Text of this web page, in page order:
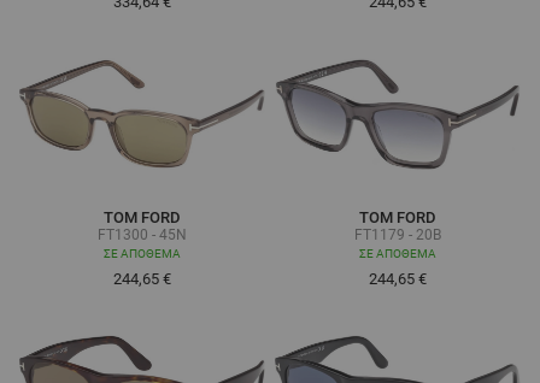
TOM FORD
FT1300 - 45N
ΣΕ ΑΠΌΘΕΜΑ
244,65 €
TOM FORD
FT1179 - 20B
ΣΕ ΑΠΌΘΕΜΑ
244,65 €